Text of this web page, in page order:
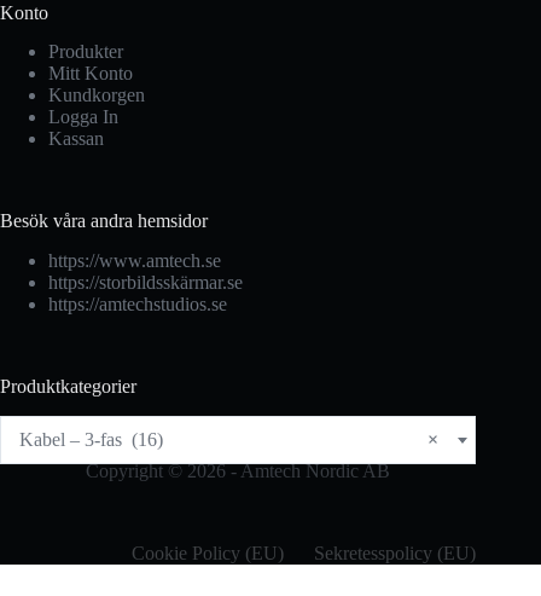
Konto
Produkter
Mitt Konto
Kundkorgen
Logga In
Kassan
Besök våra andra hemsidor
https://www.amtech.se
https://storbildsskärmar.se
https://amtechstudios.se
Produktkategorier
×
Kabel – 3-fas (16)
Copyright © 2026 - Amtech Nordic AB
Cookie Policy (EU) Sekretesspolicy (EU)